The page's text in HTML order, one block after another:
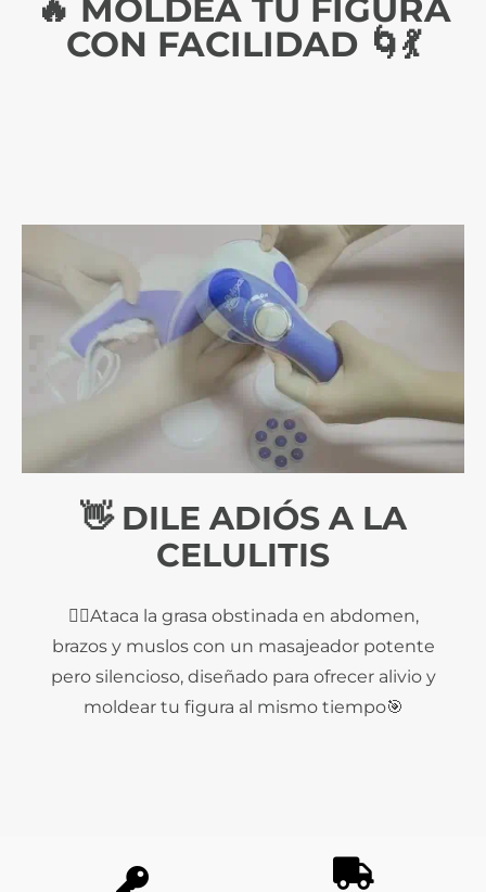
🔥 MOLDEA TU FIGURA
CON FACILIDAD 🌀💃
👋 DILE ADIÓS A LA
CELULITIS
💆‍♀️Ataca la grasa obstinada en abdomen,
brazos y muslos con un masajeador potente
pero silencioso, diseñado para ofrecer alivio y
moldear tu figura al mismo tiempo🎯